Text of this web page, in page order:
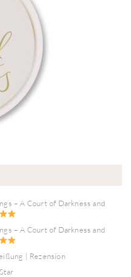
– A Court of Darkness and
– A Court of Darkness and
| Rezension